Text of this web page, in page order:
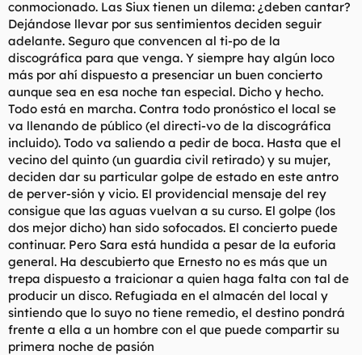
conmocionado. Las Siux tienen un dilema: ¿deben cantar?
Dejándose llevar por sus sentimientos deciden seguir
adelante. Seguro que convencen al ti-po de la
discográfica para que venga. Y siempre hay algún loco
más por ahí dispuesto a presenciar un buen concierto
aunque sea en esa noche tan especial. Dicho y hecho.
Todo está en marcha. Contra todo pronóstico el local se
va llenando de público (el directi-vo de la discográfica
incluido). Todo va saliendo a pedir de boca. Hasta que el
vecino del quinto (un guardia civil retirado) y su mujer,
deciden dar su particular golpe de estado en este antro
de perver-sión y vicio. El providencial mensaje del rey
consigue que las aguas vuelvan a su curso. El golpe (los
dos mejor dicho) han sido sofocados. El concierto puede
continuar. Pero Sara está hundida a pesar de la euforia
general. Ha descubierto que Ernesto no es más que un
trepa dispuesto a traicionar a quien haga falta con tal de
producir un disco. Refugiada en el almacén del local y
sintiendo que lo suyo no tiene remedio, el destino pondrá
frente a ella a un hombre con el que puede compartir su
primera noche de pasión